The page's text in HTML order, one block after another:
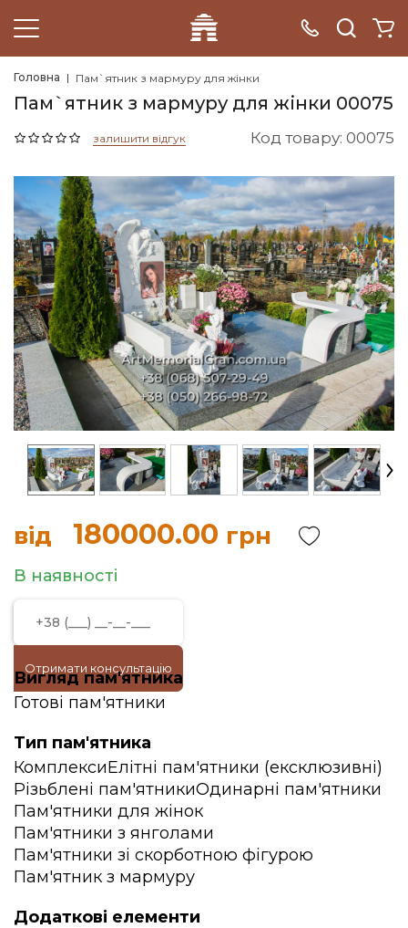
Головна Пам`ятник з мармуру для жінки
Пам`ятник з мармуру для жінки 00075
залишити відгук Код товару: 00075
від 180000.00 грн
В наявності
Отримати консультацію
Вигляд пам'ятника
Готові пам'ятники
Тип пам'ятника
КомплексиЕлітні пам'ятники (ексклюзивні)
Різьблені пам'ятникиОдинарні пам'ятники
Пам'ятники для жінок
Пам'ятники з янголами
Пам'ятники зі скорботною фігурою
Пам'ятник з мармуру
Додаткові елементи